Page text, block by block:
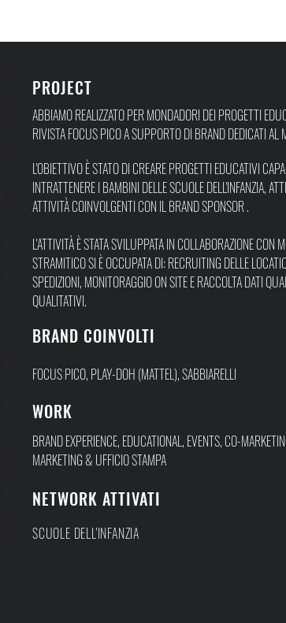
PROJECT
ABBIAMO REALIZZATO PERMONDADORI DEI PROGETTI
RIVISTA FOCUS PICO A SUPPORTO DI BRAND DEDICATI AL
L'OBIETTIVO È STATO DI CREARE PROGETTI EDUCATIVI
INTRATTENERE I BAMBINI DELLE SCUOLE DELL'INFANZIA,
ATTIVITÀ COINVOLGENTI CON IL BRAND SPONSOR .
L'ATTIVITÀ È STATA SVILUPPATA IN COLLABORAZIONE CON
STRAMITICO SI È OCCUPATA DI: RECRUITING DELLE
SPEDIZIONI, MONITORAGGIO ON SITE E RACCOLTA DATI
QUALITATIVI.
BRAND COINVOLTI
FOCUS PICO, PLAY-DOH (MATTEL), SABBIARELLI
WORK
BRAND EXPERIENCE, EDUCATIONAL, EVENTS, CO-
MARKETING & UFFICIO STAMPA
NETWORK ATTIVATI
SCUOLE DELL'INFANZIA